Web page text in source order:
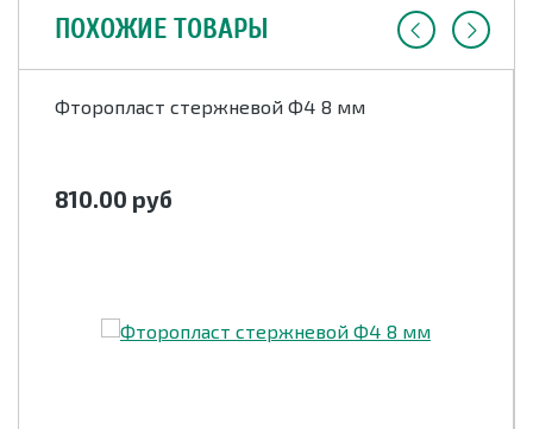
ПОХОЖИЕ ТОВАРЫ
Фторопласт стержневой Ф4 8 мм
810.00 руб